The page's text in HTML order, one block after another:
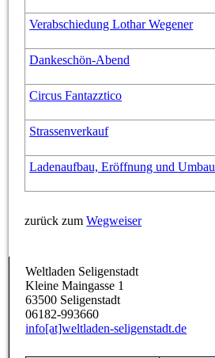
Verabschiedung Lothar Wegener
Dankeschön-Abend
Circus Fantazztico
Strassenverkauf
Ladenaufbau, Eröffnung und Umbau
zurück zumWegweiser
Weltladen Seligenstadt
Kleine Maingasse 1
63500 Seligenstadt
06182-993660
info[at]weltladen-seligenstadt.de